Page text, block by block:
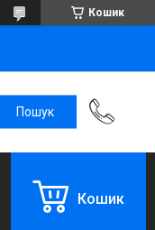
Кошик
Кошик